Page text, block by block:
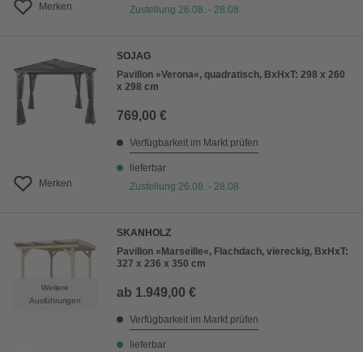
Merken
Zustellung 26.08. - 28.08.
Merken
SOJAG
Pavillon »Verona«, quadratisch, BxHxT: 298 x 260
x 298 cm
769,00 €
Verfügbarkeit im Markt prüfen
lieferbar
Zustellung 26.08. - 28.08.
Weitere
Ausführungen
SKANHOLZ
Pavillon »Marseille«, Flachdach, viereckig, BxHxT:
327 x 236 x 350 cm
ab 1.949,00 €
Verfügbarkeit im Markt prüfen
lieferbar